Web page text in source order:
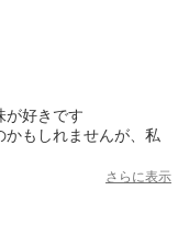
が好きです
もしれませんが、私
さらに表示